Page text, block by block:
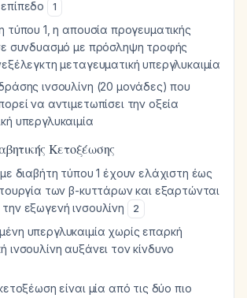
1
τύπου 1, η απουσία προγευματικής
συνδυασμό με πρόσληψη τροφής
μεταγευματική υπεργλυκαιμία
ινσουλίνη (20 μονάδες) που
να αντιμετωπίσει την οξεία
υπεργλυκαιμία
Κετοξέωσης
διαβήτη τύπου 1 έχουν ελάχιστη έως
των β-κυττάρων και εξαρτώνται
εξωγενή ινσουλίνη
2
υπεργλυκαιμία χωρίς επαρκή
ινσουλίνη αυξάνει τον κίνδυνο
είναι μία από τις δύο πιο